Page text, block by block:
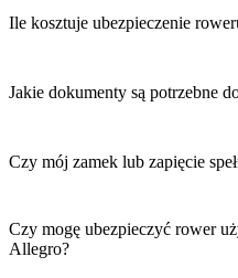
Ile kosztuje ubezpieczenie
Jakie dokumenty są potrzebne
Czy mój zamek lub zapięcie
Czy mogę ubezpieczyć rower
Allegro?